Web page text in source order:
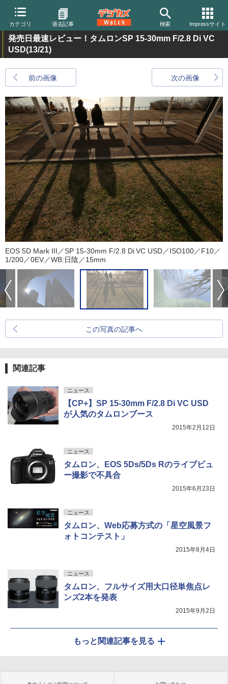
カテゴリ 過去記事 検索 Impressサイト
発売日最速レビュー！タムロンSP 15-30mm F/2.8 Di VC
USD(13/21)
前の画像 次の画像
EOS 5D Mark III／SP 15-30mm F/2.8 Di VC USD／ISO100／F10／
1/200／0EV／WB:日陰／15mm
この写真の記事へ
関連記事
ニュース
【CP+】SP 15-30mm F/2.8 Di VC USD
が人気のタムロンブース
2015年2月12日
ニュース
タムロン、EOS 5Ds/5Ds Rのライブビュ
ー撮影で不具合
2015年6月23日
ニュース
タムロン、Web応募方式の「星空風景フ
ォトコンテスト」
2015年8月4日
ニュース
タムロン、フルサイズ用大口径単焦点レ
ンズ2本を発表
2015年9月2日
もっと関連記事を見る